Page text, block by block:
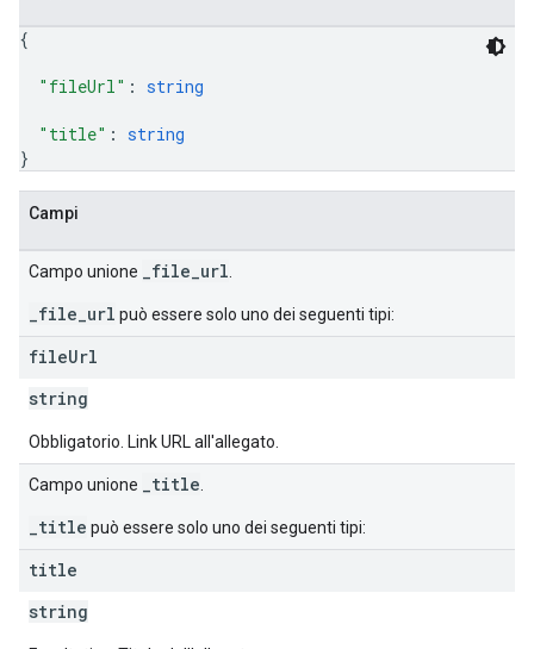
{
"fileUrl" : string
"title" : string
}
Campi
Campo unione _file_url
_file_url può essere solo uno dei seguenti tipi:
fileUrl
string
Obbligatorio. Link URL all'allegato.
Campo unione _title
_title può essere solo uno dei seguenti tipi:
title
string